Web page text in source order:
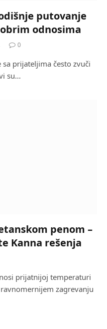
putovanje
odnosima
0
prijateljima često zvuči
su…
penom –
Kanna rešenja
prijatnijoj temperaturi
zagrevanju